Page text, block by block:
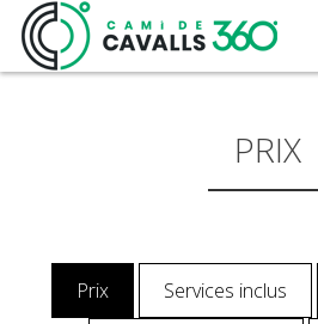
PRIX
Prix Services inclus